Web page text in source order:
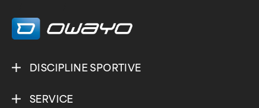
DISCIPLINE SPORTIVE
SERVICE